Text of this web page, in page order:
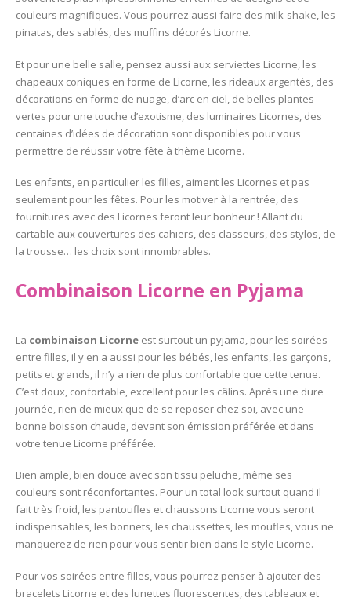
couleurs magnifiques. Vous pourrez aussi faire des milk-shake, les
pinatas, des sablés, des muffins décorés Licorne.
Et pour une belle salle, pensez aussi aux serviettes Licorne, les
chapeaux coniques en forme de Licorne, les rideaux argentés, des
décorations en forme de nuage, d’arc en ciel, de belles plantes
vertes pour une touche d’exotisme, des luminaires Licornes, des
centaines d’idées de décoration sont disponibles pour vous
permettre de réussir votre fête à thème Licorne.
Les enfants, en particulier les filles, aiment les Licornes et pas
seulement pour les fêtes. Pour les motiver à la rentrée, des
fournitures avec des Licornes feront leur bonheur ! Allant du
cartable aux couvertures des cahiers, des classeurs, des stylos, de
la trousse… les choix sont innombrables.
Combinaison Licorne en Pyjama
La combinaison Licorne est surtout un pyjama, pour les soirées
entre filles, il y en a aussi pour les bébés, les enfants, les garçons,
petits et grands, il n’y a rien de plus confortable que cette tenue.
C’est doux, confortable, excellent pour les câlins. Après une dure
journée, rien de mieux que de se reposer chez soi, avec une
bonne boisson chaude, devant son émission préférée et dans
votre tenue Licorne préférée.
Bien ample, bien douce avec son tissu peluche, même ses
couleurs sont réconfortantes. Pour un total look surtout quand il
fait très froid, les pantoufles et chaussons Licorne vous seront
indispensables, les bonnets, les chaussettes, les moufles, vous ne
manquerez de rien pour vous sentir bien dans le style Licorne.
Pour vos soirées entre filles, vous pourrez penser à ajouter des
bracelets Licorne et des lunettes fluorescentes, des tableaux et